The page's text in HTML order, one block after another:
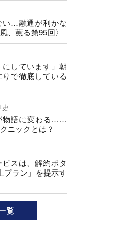
い…融通が利かな
、薫る第95回〉
にしています」朝
で徹底している
物語に変わる……
ニックとは？
スは、解約ボタ
プラン」を提示す
覧